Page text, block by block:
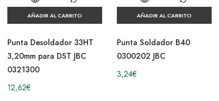
AÑADIR AL CARRITO
Punta Desoldador 33HT
3,20mm para DST JBC
0321300
12,62€
AÑADIR AL CARRITO
Punta Soldador B40
0300202 JBC
3,24€